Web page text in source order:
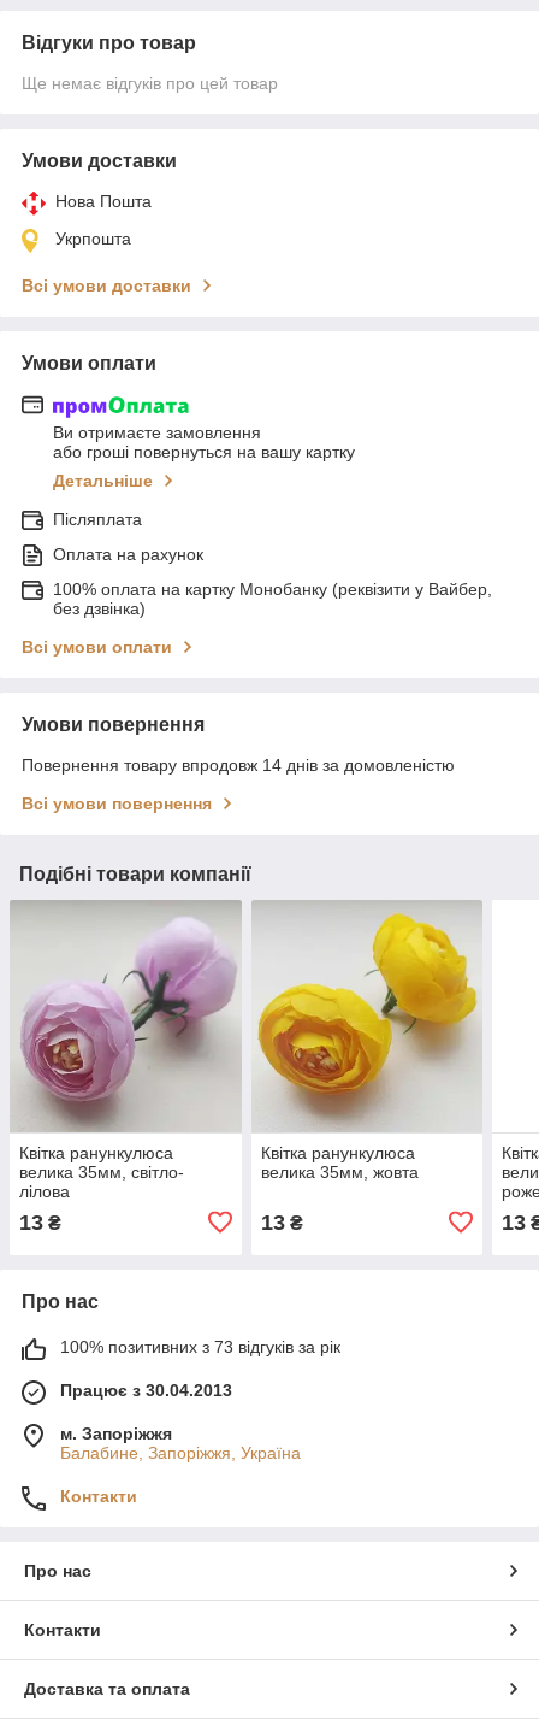
Відгуки про товар
Ще немає відгуків про цей товар
Умови доставки
Нова Пошта
Укрпошта
Всі умови доставки
Умови оплати
Ви отримаєте замовлення
або гроші повернуться на вашу картку
Детальніше
Післяплата
Оплата на рахунок
100% оплата на картку Монобанку (реквізити у Вайбер,
без дзвінка)
Всі умови оплати
Умови повернення
Повернення товару впродовж 14 днів за домовленістю
Всі умови повернення
Подібні товари компанії
Квітка ранункулюса
велика 35мм, світло-
лілова
13 ₴
Квітка ранункулюса
велика 35мм, жовта
13₴ 13
Про нас
100% позитивних з 73 відгуків за рік
Працює з 30.04.2013
м. Запоріжжя
Балабине, Запоріжжя, Україна
Контакти
Про нас
Контакти
Доставка та оплата